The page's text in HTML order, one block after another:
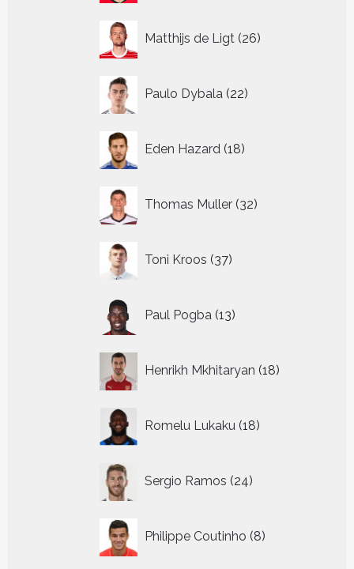
Matthijs de Ligt 26
producten
Paulo Dybala 22
producten
Eden Hazard 18
producten
Thomas Muller 32
producten
Toni Kroos 37
producten
Paul Pogba 13
producten
Henrikh Mkhitaryan 18
producten
Romelu Lukaku 18
producten
Sergio Ramos 24
producten
Philippe Coutinho 8
producten